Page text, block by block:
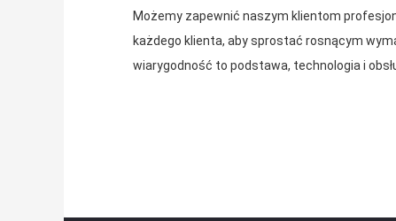
Możemy zapewnić naszym klientom
każdego klienta, aby sprostać rosnącym
wiarygodność to podstawa, technologia i